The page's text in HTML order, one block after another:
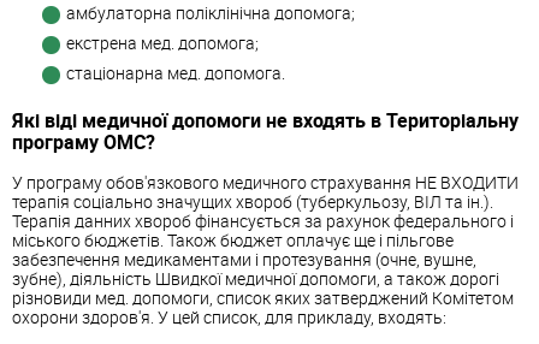
амбулаторна поліклінічна допомога;
екстрена мед. допомога;
стаціонарна мед. допомога.
Які віді медичної допомоги не входять в Територіальну
програму ОМС?
У програму обов'язкового медичного страхування НЕ ВХОДИТИ
терапія соціально значущих хвороб (туберкульозу, ВІЛ та ін.).
Терапія данних хвороб фінансується за рахунок федерального і
міського бюджетів. Також бюджет оплачує ще і пільгове
забезпечення медикаментами і протезування (очне, вушне,
зубне), діяльність Швидкої медичної допомоги, а також дорогі
різновиди мед. допомоги, список яких затверджений Комітетом
охорони здоров'я. У цей список, для прикладу, входять: